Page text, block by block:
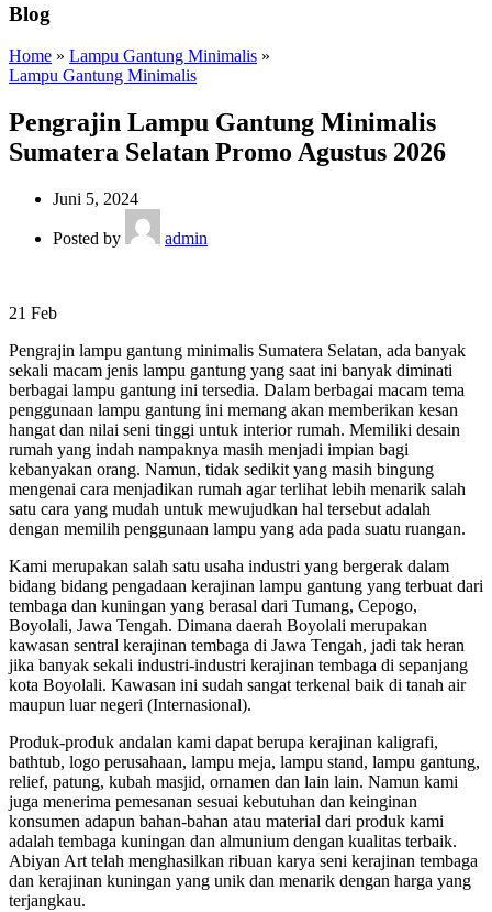
Blog
Home » Lampu Gantung Minimalis »
Lampu Gantung Minimalis
Pengrajin Lampu Gantung Minimalis
Sumatera Selatan Promo Agustus 2026
Juni 5, 2024
Posted by admin
21 Feb
Pengrajin lampu gantung minimalis Sumatera Selatan, ada banyak
sekali macam jenis lampu gantung yang saat ini banyak diminati
berbagai lampu gantung ini tersedia. Dalam berbagai macam tema
penggunaan lampu gantung ini memang akan memberikan kesan
hangat dan nilai seni tinggi untuk interior rumah. Memiliki desain
rumah yang indah nampaknya masih menjadi impian bagi
kebanyakan orang. Namun, tidak sedikit yang masih bingung
mengenai cara menjadikan rumah agar terlihat lebih menarik salah
satu cara yang mudah untuk mewujudkan hal tersebut adalah
dengan memilih penggunaan lampu yang ada pada suatu ruangan.
Kami merupakan salah satu usaha industri yang bergerak dalam
bidang bidang pengadaan kerajinan lampu gantung yang terbuat dari
tembaga dan kuningan yang berasal dari Tumang, Cepogo,
Boyolali, Jawa Tengah. Dimana daerah Boyolali merupakan
kawasan sentral kerajinan tembaga di Jawa Tengah, jadi tak heran
jika banyak sekali industri-industri kerajinan tembaga di sepanjang
kota Boyolali. Kawasan ini sudah sangat terkenal baik di tanah air
maupun luar negeri (Internasional).
Produk-produk andalan kami dapat berupa kerajinan kaligrafi,
bathtub, logo perusahaan, lampu meja, lampu stand, lampu gantung,
relief, patung, kubah masjid, ornamen dan lain lain. Namun kami
juga menerima pemesanan sesuai kebutuhan dan keinginan
konsumen adapun bahan-bahan atau material dari produk kami
adalah tembaga kuningan dan almunium dengan kualitas terbaik.
Abiyan Art telah menghasilkan ribuan karya seni kerajinan tembaga
dan kerajinan kuningan yang unik dan menarik dengan harga yang
terjangkau.